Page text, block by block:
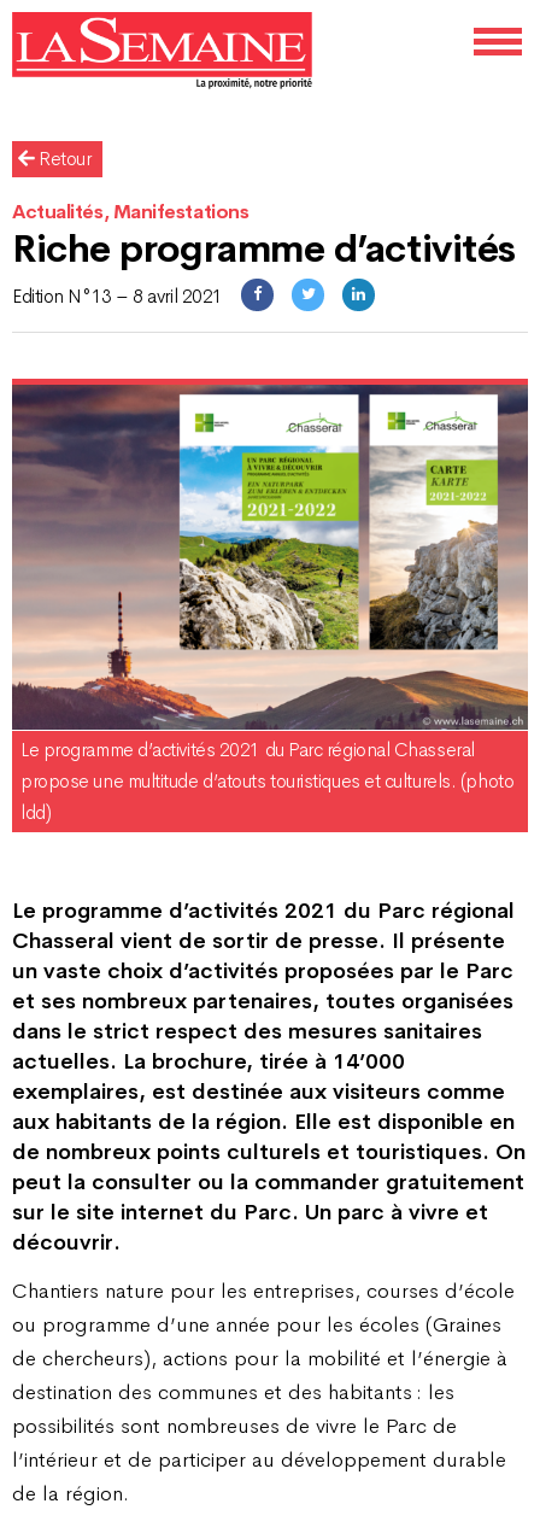
Retour
Actualités, Manifestations
Riche programme d’activités
Edition N°13 – 8 avril 2021
Le programme d’activités 2021 du Parc régional Chasseral
propose une multitude d’atouts touristiques et culturels. (photo
ldd)
Le programme d’activités 2021 du Parc régional
Chasseral vient de sortir de presse. Il présente
un vaste choix d’activités proposées par le Parc
et ses nombreux partenaires, toutes organisées
dans le strict respect des mesures sanitaires
actuelles. La brochure, tirée à 14’000
exemplaires, est destinée aux visiteurs comme
aux habitants de la région. Elle est disponible en
de nombreux points culturels et touristiques. On
peut la consulter ou la commander gratuitement
sur le site internet du Parc. Un parc à vivre et
découvrir.
Chantiers nature pour les entreprises, courses d’école
ou programme d’une année pour les écoles (Graines
de chercheurs), actions pour la mobilité et l’énergie à
destination des communes et des habitants : les
possibilités sont nombreuses de vivre le Parc de
l’intérieur et de participer au développement durable
de la région.